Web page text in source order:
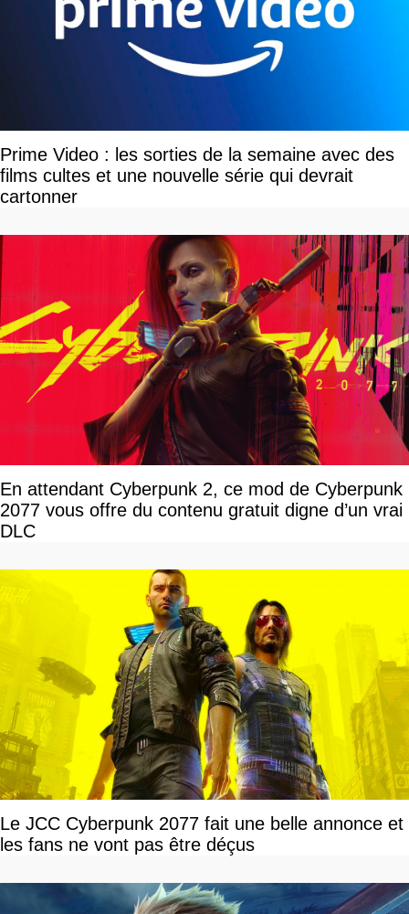
Prime Video : les sorties de la semaine avec des
films cultes et une nouvelle série qui devrait
cartonner
En attendant Cyberpunk 2, ce mod de Cyberpunk
2077 vous offre du contenu gratuit digne d’un vrai
DLC
Le JCC Cyberpunk 2077 fait une belle annonce et
les fans ne vont pas être déçus